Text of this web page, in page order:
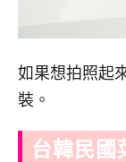
如果想拍照起
裝。
台韓民國